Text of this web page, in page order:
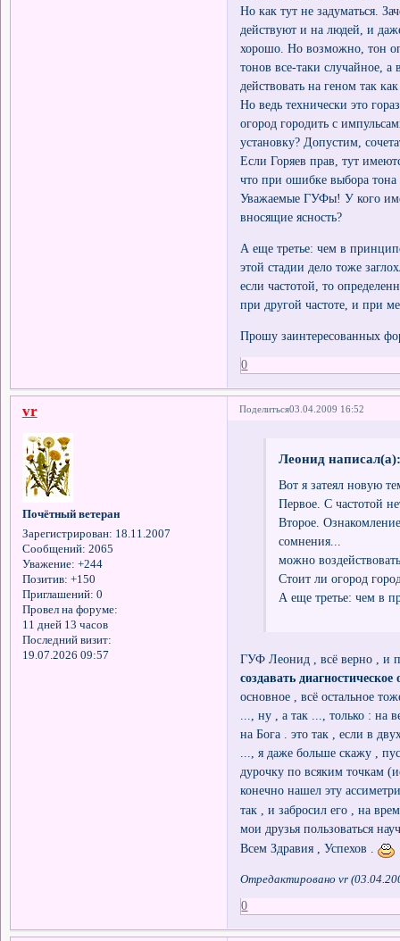
Но как тут не задуматься.
действуют и на людей, и
хорошо. Но возможно, тон
тонов все-таки случайное,
действовать на геном так как
Но ведь технически это
огород городить с
установку? Допустим,
Если Горяев прав, тут
что при ошибке выбора тона
Уважаемые ГУФы! У кого
вносящие ясность?
А еще третье: чем в
этой стадии дело тоже
если частотой, то
при другой частоте, и при
Прошу заинтересованных
0
Поделиться03.04.2009 16:52
vr
Почётный ветеран
Зарегистрирован: 18.11.2007
Сообщений: 2065
Уважение: +244
Позитив: +150
Приглашений: 0
Провел на форуме:
11 дней 13 часов
Последний визит:
19.07.2026 09:57
Леонид написал(а):
Вот я затеял новую
Первое. С частотой
Второе.
сомнения...
можно
Стоит ли огород
А еще третье: чем в
ГУФ Леонид , всё верно , и
создавать
основное , всё остальное
..., ну , а так ..., только :
на Бога . это так , если в
..., я даже больше скажу ,
дурочку по всяким точкам
конечно нашел эту
так , и забросил его , на
мои друзья пользоваться
Всем Здравия , Успехов .
Отредактировано vr
0